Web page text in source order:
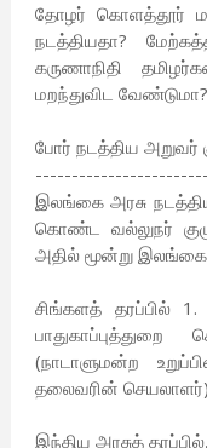
தோழர் கொளத்தூர்
நடத்தியதா?
கருணாநிதி
மறந்துவிட வேண்டுமா?
போர் நடத்திய அறுவர்
இலங்கை அரசு
கொண்ட வல்லுநர் குழு
அதில் மூன்று
சிங்களத் தரப்பில்
(நாடாளுமன்ற
தலைவரின்
இந்திய அரசுத் தரப்பில்,